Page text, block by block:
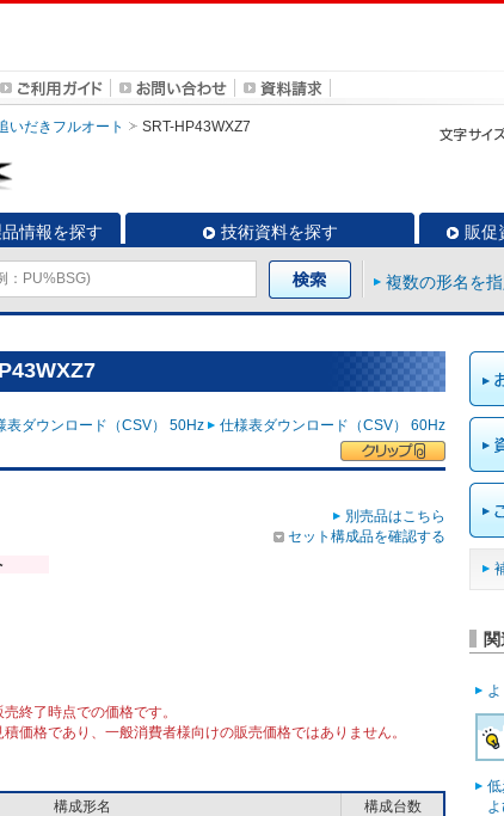
いだきフルオート SRT-HP43WXZ7
情報を探す 技術資料を探す 販促
複数の形名を
表ダウンロード（CSV） 50Hz 仕様表ダウンロード（CSV） 60Hz
別売品はこちら
セット構成品を確認する
終了時点での価格です。
価格であり、一般消費者様向けの販売価格ではありません。
構成形名
構成台数